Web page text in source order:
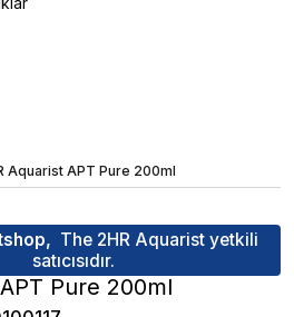
Aquarist APT Pure 200ml
The 2HR Aquarist yetkili
satıcısıdır.
Pure 200ml